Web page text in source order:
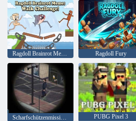
Ragdoll Brainrot Meme: Walk Challenge! Ragdoll Fury
PUBG Pixel 3